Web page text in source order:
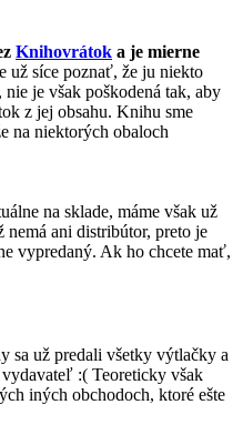
Knihovrátok a je mierne
už síce poznať, že ju niekto
je však poškodená tak, aby
z jej obsahu. Knihu sme
na niektorých obaloch
na sklade, máme však už
nemá ani distribútor, preto je
vypredaný. Ak ho chcete mať,
sa už predali všetky výtlačky a
:( Teoreticky však
iných obchodoch, ktoré ešte